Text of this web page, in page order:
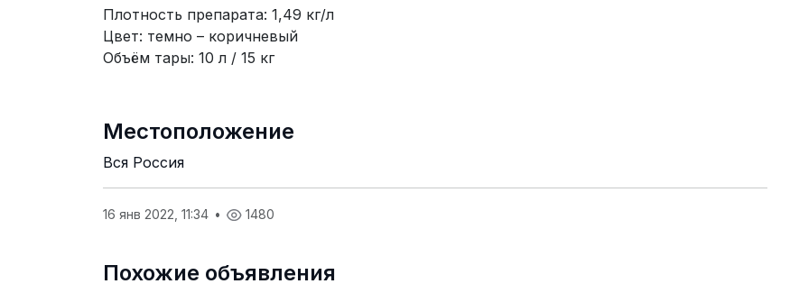
Плотность препарата: 1,49 кг/л
Цвет: темно – коричневый
Объём тары: 10 л / 15 кг
Местоположение
Вся Россия
16 янв 2022, 11:34 • 1480
Похожие объявления